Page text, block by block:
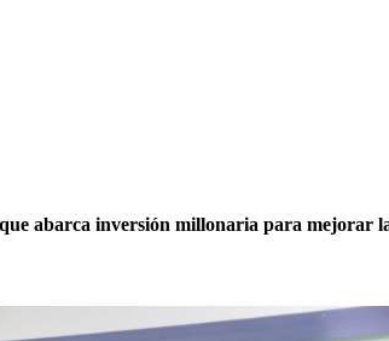
abarca inversión millonaria para mejorar